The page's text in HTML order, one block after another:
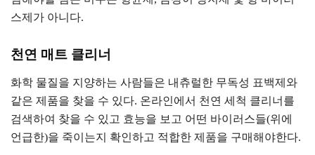
스제가 아니다.
천연 매트 클리너
화학 물질을 지양하는 사람들은 내츄럴한 무독성 표백제와
같은 제품을 찾을 수 있다. 온라인에서 천연 세척 클리너를
검색하여 찾을 수 있고 효능을 보고 어떤 바이러스들(위에
언급한)을 죽이는지 확인하고 적합한 제품을 구매해야한다.